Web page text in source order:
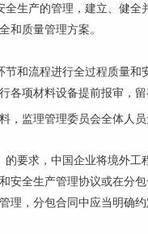
生产的管理，建立、健
和质量管理方案。
和流程进行全过程质量
各项材料设备提前报审，
，监理管理委员会全体人
要求，中国企业将境外
安全生产管理协议或在分
理，分包合同中应当明确